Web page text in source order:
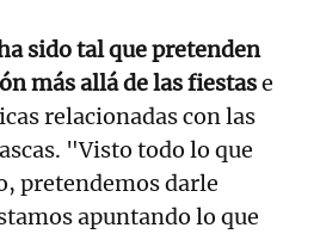
sido tal que pretenden
más allá de las fiestase
relacionadas con las
"Visto todo lo que
pretendemos darle
apuntando lo que